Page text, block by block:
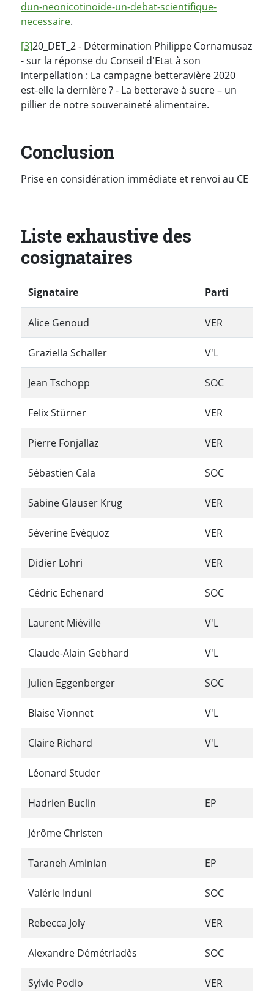
dun-neonicotinoide-un-debat-scientifique-
necessaire.
[3]20_DET_2 - Détermination Philippe Cornamusaz
- sur la réponse du Conseil d'Etat à son
interpellation : La campagne betteravière 2020
est-elle la dernière ? - La betterave à sucre – un
pillier de notre souveraineté alimentaire.
Conclusion
Prise en considération immédiate et renvoi au CE
Liste exhaustive des
cosignataires
Signataire Parti
Alice Genoud VER
Graziella Schaller V'L
Jean Tschopp SOC
Felix Stürner VER
Pierre Fonjallaz VER
Sébastien Cala SOC
Sabine Glauser Krug VER
Séverine Evéquoz VER
Didier Lohri VER
Cédric Echenard SOC
Laurent Miéville V'L
Claude-Alain Gebhard V'L
Julien Eggenberger SOC
Blaise Vionnet V'L
Claire Richard V'L
Léonard Studer
Hadrien Buclin EP
Jérôme Christen
Taraneh Aminian EP
Valérie Induni SOC
Rebecca Joly VER
Alexandre Démétriadès SOC
Sylvie Podio VER